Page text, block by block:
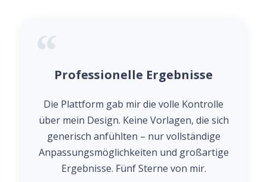
Professionelle Ergebnisse
Die Plattform gab mir die volle Kontrolle
über mein Design. Keine Vorlagen, die sich
generisch anfühlten – nur vollständige
Anpassungsmöglichkeiten und großartige
Ergebnisse. Fünf Sterne von mir.